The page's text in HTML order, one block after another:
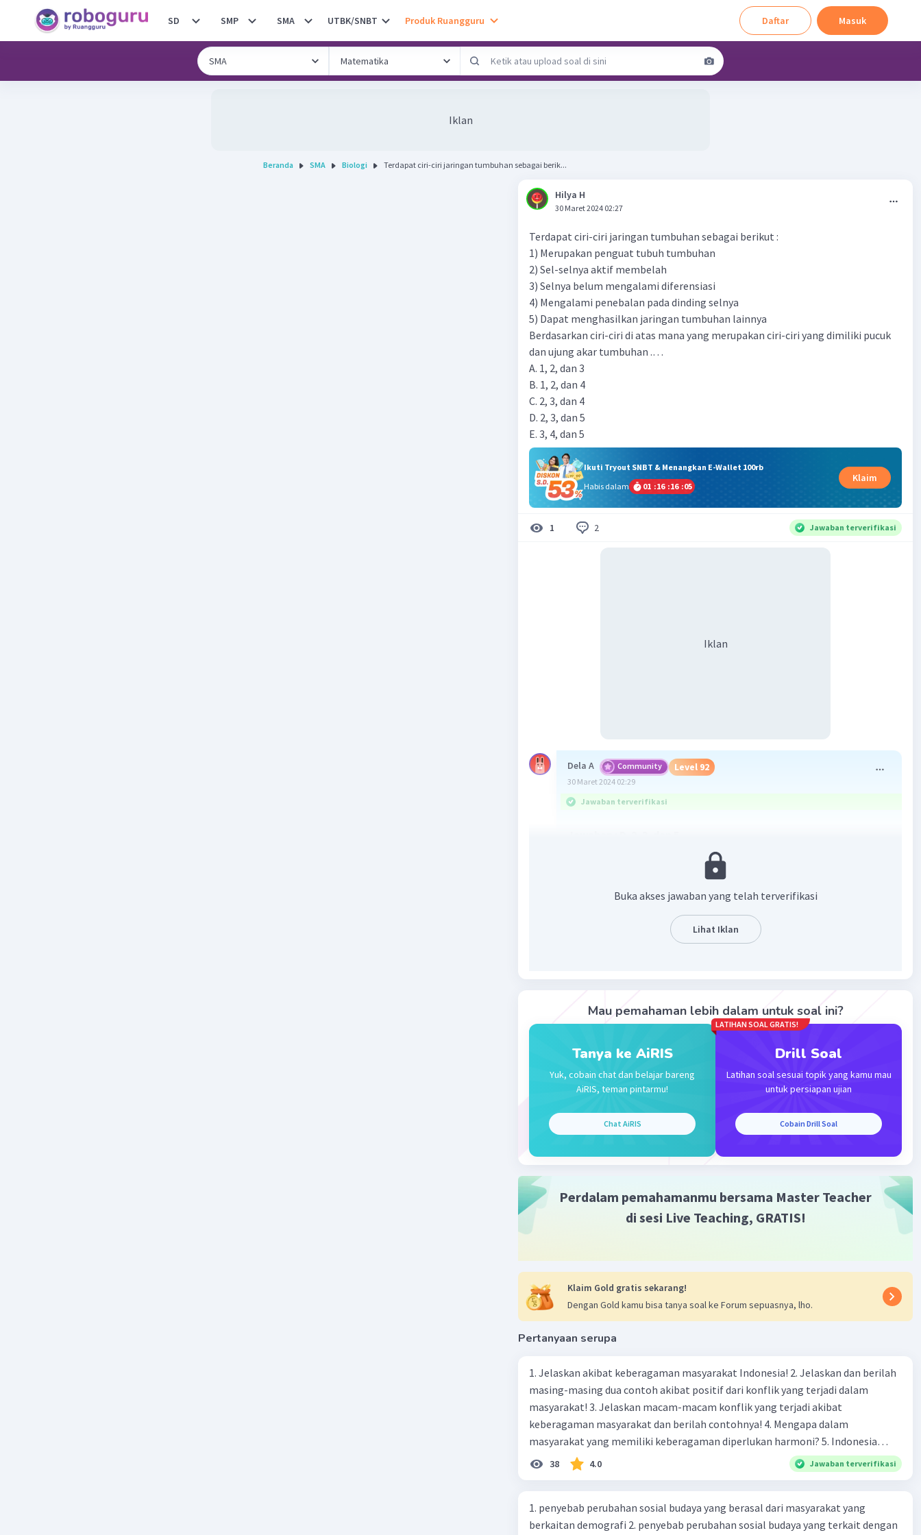
SD SMP SMA UTBK/SNBT Produk Ruangguru Daftar Masuk
Iklan
Beranda SMA Biologi Terdapat ciri-ciri jaringan tumbuhan sebagai berik...
Hilya H
30 Maret 2024 02:27
Terdapat ciri-ciri jaringan tumbuhan sebagai berikut :
1) Merupakan penguat tubuh tumbuhan
2) Sel-selnya aktif membelah
3) Selnya belum mengalami diferensiasi
4) Mengalami penebalan pada dinding selnya
5) Dapat menghasilkan jaringan tumbuhan lainnya
Berdasarkan ciri-ciri di atas mana yang merupakan ciri-ciri yang dimiliki pucuk
dan ujung akar tumbuhan .…
A. 1, 2, dan 3
B. 1, 2, dan 4
C. 2, 3, dan 4
D. 2, 3, dan 5
E. 3, 4, dan 5
Ikuti Tryout SNBT & Menangkan E-Wallet 100rb
Habis dalam
01 :16 :16 :04
Klaim
1 2 Jawaban terverifikasi
Iklan
Dela A Community Level 92
30 Maret 2024 02:29
Jawaban terverifikasi
Pucuk dan ujung akar merupakan bagian tumbuhan yang tersusun
jaringan meristem. Jaringan meristem memiliki ciri-ciri sel-sel
Balas
Iklan
Mazaya M Community Level 25
30 Maret 2024 04:20
D. 2 3 dan 5
Buka akses jawaban yang telah terverifikasi
Lihat Iklan
Mau pemahaman lebih dalam untuk soal ini?
Tanya ke AiRIS
Yuk, cobain chat dan belajar bareng
AiRIS, teman pintarmu!
Chat AiRIS
LATIHAN SOAL GRATIS!
Drill Soal
Latihan soal sesuai topik yang kamu mau
untuk persiapan ujian
Cobain Drill Soal
Perdalam pemahamanmu bersama Master Teacher
di sesi Live Teaching, GRATIS!
Klaim Gold gratis sekarang!
Dengan Gold kamu bisa tanya soal ke Forum sepuasnya, lho.
Pertanyaan serupa
1. Jelaskan akibat keberagaman masyarakat Indonesia! 2. Jelaskan dan berilah
masing-masing dua contoh akibat positif dari konflik yang terjadi dalam
masyarakat! 3. Jelaskan macam-macam konflik yang terjadi akibat
keberagaman masyarakat dan berilah contohnya! 4. Mengapa dalam
masyarakat yang memiliki keberagaman diperlukan harmoni? 5. Indonesia
merupakan negara yang kaya akan keberagaman baik dilihat dari agama, suku,
ras, bahasa, dan budaya. Berdasarkan pernyataan tersebut, apa yang dapat
38 4.0 Jawaban terverifikasi
1. penyebab perubahan sosial budaya yang berasal dari masyarakat yang
berkaitan demografi 2. penyebab perubahan sosial budaya yang terkait dengan